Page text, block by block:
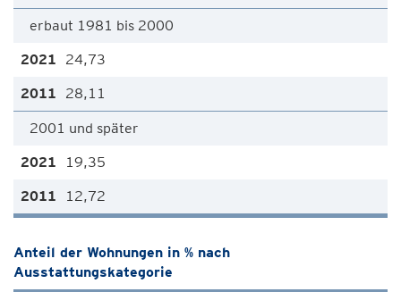
erbaut 1981 bis 2000
24,73
28,11
2001 und später
19,35
12,72
Anteil der Wohnungen in % nach
Ausstattungskategorie